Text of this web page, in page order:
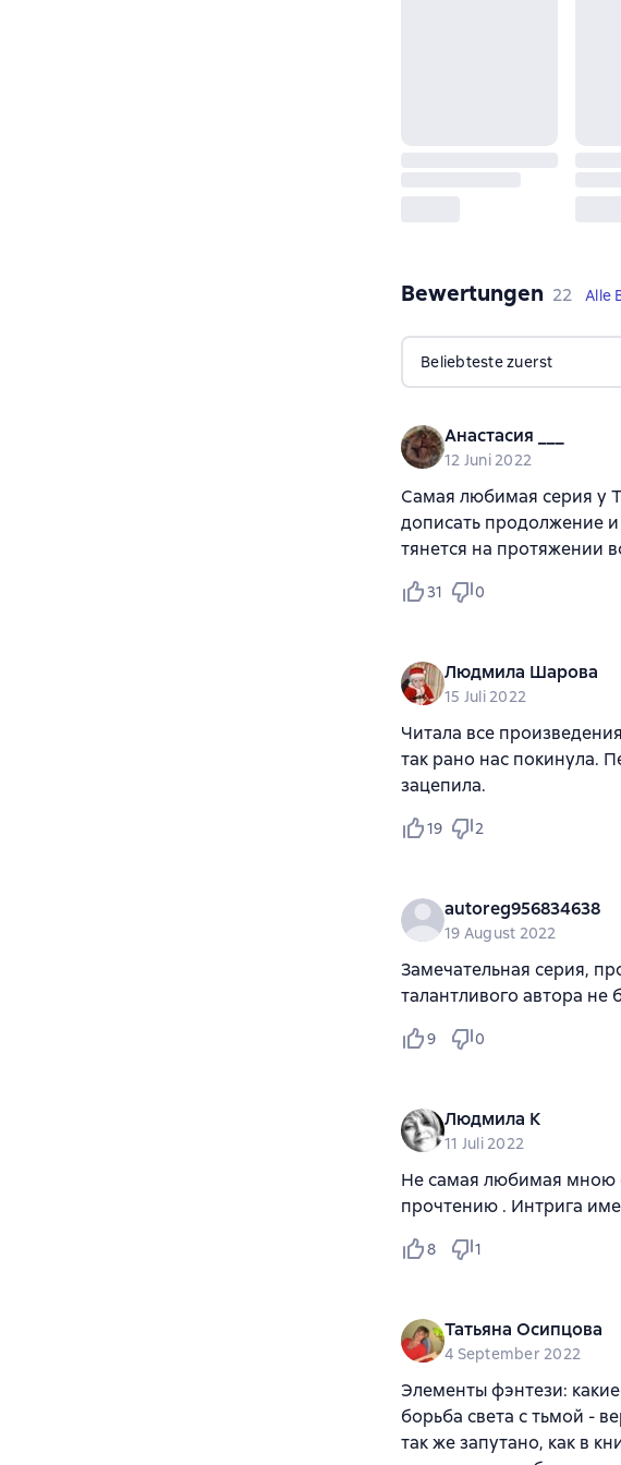
Bewertungen 22
22 Alle
Beliebteste zuerst
Анастасия ___
12 Juni 2022
Самая любимая серия у
дописать продолжение
тянется на протяжении
31 0
Людмила Шарова
15 Juli 2022
Читала все
так рано нас покинула.
зацепила.
19 2
autoreg956834638
19 August 2022
Замечательная серия,
талантливого автора не
9 0
Людмила K
11 Juli 2022
Не самая любимая мною
прочтению . Интрига
8 1
Татьяна Осипцова
4 September 2022
Элементы фэнтези:
борьба света с тьмой -
так же запутано, как в